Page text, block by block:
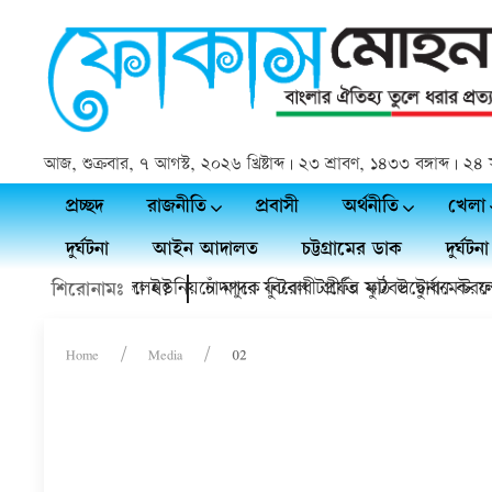
আজ, শুক্রবার, ৭ আগস্ট, ২০২৬ খ্রিষ্টাব্দ | ২৩ শ্রাবণ, ১৪৩৩ বঙ্গাব্দ |
প্রচ্ছদ রাজনীতি প্রবাসী অর্থনীতি
খেলা
দুর্ঘটনা
আইন আদালত চট্টগ্রামের ডাক
দুর্ঘটনা
শিরোনামঃ
চলে গেলেন? চাঁদপুরে ফুটবল টার্ফের মাঠ উদ্বোধন
কচুয়ায় কাদলা ইউনিয়নে মাদক বিরোধী প্রীতি ফুটবল টুর্নামেন্ট
Home Media 02